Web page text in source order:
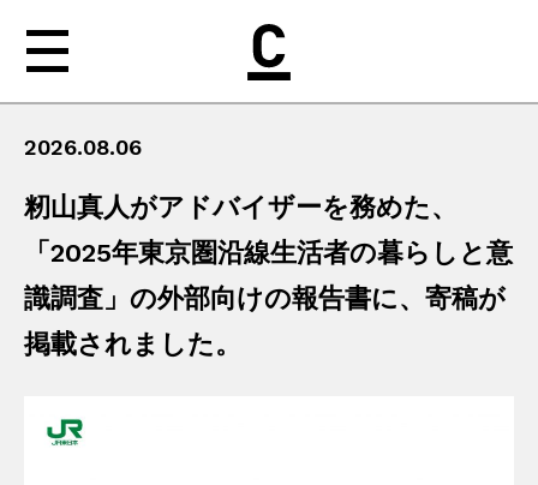
ABOUT
WORKS
MEDIA
2026.08.06
籾山真人がアドバイザーを務めた、
「2025年東京圏沿線生活者の暮らしと意
識調査」の外部向けの報告書に、寄稿が
掲載されました。